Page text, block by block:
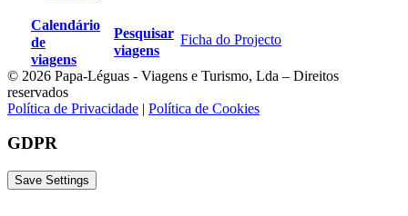
Calendário
de
viagens
Pesquisar
viagens
Ficha do Projecto
© 2026 Papa-Léguas - Viagens e Turismo, Lda – Direitos
reservados
Política de Privacidade | Política de Cookies
GDPR